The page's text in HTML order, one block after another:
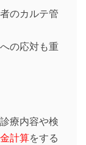
のカルテ管
の応対も重
療内容や検
計算をする